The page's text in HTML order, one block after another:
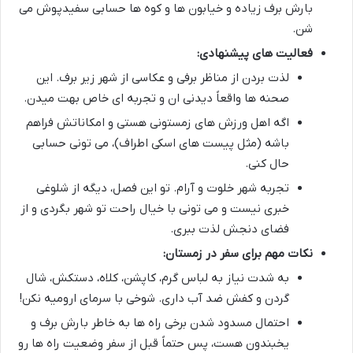
بارش برف زیاده و خیابون ها و کوه ها حسابی سفیدپوش می
شن.
فعالیت های پیشنهادی:
لذت بردن از مناظر برفی و عکاسی از شهر زیر برف. این
صحنه ها واقعاً دیدنی ان و تجربه ای خاص بهت میدن.
اگه اهل ورزش های زمستونی هستی و امکاناتش فراهم
باشه (مثل پیست های اسکی اطراف)، می تونی حسابی
حال کنی.
تجربه شهر خلوت و آرام. تو این فصل، دیگه از شلوغی
خبری نیست و می تونی با خیال راحت تو شهر بگردی و از
فضای دنجش لذت ببری.
نکات مهم برای سفر در زمستان:
به شدت نیاز به لباس گرم، کاپشن، کلاه، دستکش، شال
گردن و کفش ضد آب داری. شوخی با سرمای ارومیه نکن!
احتمال مسدود شدن برخی راه ها به خاطر بارش برف و
یخبندون هست، پس حتماً قبل از سفر وضعیت راه ها رو